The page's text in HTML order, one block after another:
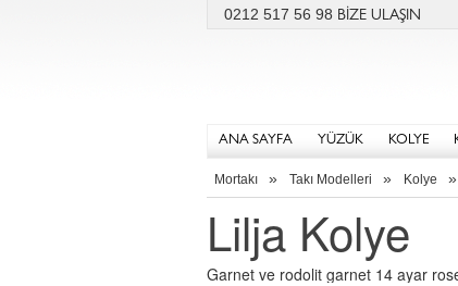
0212 517 56 98 BİZE ULAŞIN
ANA SAYFA YÜZÜK KOLYE
Mortakı » Takı Modelleri » Kolye »
Lilja Kolye
Garnet ve rodolit garnet 14 ayar